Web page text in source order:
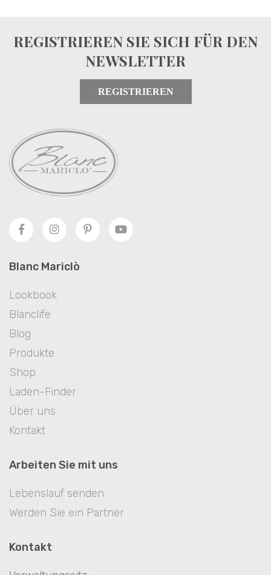
REGISTRIEREN SIE SICH FÜR DEN
NEWSLETTER
REGISTRIEREN
Blanc Mariclò
Lookbook
Blanclife
Blog
Produkte
Shop
Laden-Finder
Über uns
Kontakt
Arbeiten Sie mit uns
Lebenslauf senden
Werden Sie ein Partner
Kontakt